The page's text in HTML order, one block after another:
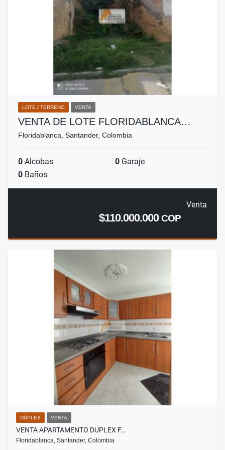
LOTE / TERRENO VENTA
VENTA DE LOTE FLORIDABLANCA…
Floridablanca, Santander, Colombia
0 Alcobas 0 Garaje
0 Baños
Venta
$110.000.000COP
DÚPLEX VENTA
VENTA APARTAMENTO DUPLEX F…
Floridablanca, Santander, Colombia